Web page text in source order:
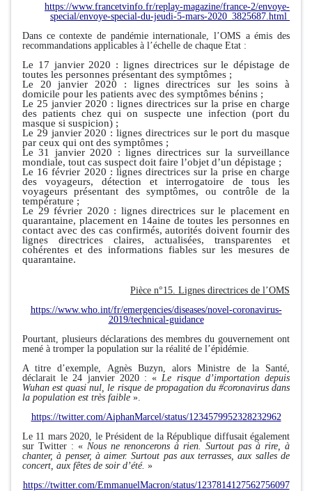
https://www.francetvinfo.fr/replay-magazine/france-2/envoye-
special/envoye-special-du-jeudi-5-mars-2020_3825687.html
Dans ce contexte de pandémie internationale, l’OMS a émis des
recommandations applicables à l’échelle de chaque Etat :
Le 17 janvier 2020 : lignes directrices sur le dépistage de
toutes les personnes présentant des symptômes ;
Le 20 janvier 2020 : lignes directrices sur les soins à
domicile pour les patients avec des symptômes bénins ;
Le 25 janvier 2020 : lignes directrices sur la prise en charge
des patients chez qui on suspecte une infection (port du
masque si suspicion) ;
Le 29 janvier 2020 : lignes directrices sur le port du masque
par ceux qui ont des symptômes ;
Le 31 janvier 2020 : lignes directrices sur la surveillance
mondiale, tout cas suspect doit faire l’objet d’un dépistage ;
Le 16 février 2020 : lignes directrices sur la prise en charge
des voyageurs, détection et interrogatoire de tous les
voyageurs présentant des symptômes, ou contrôle de la
température ;
Le 29 février 2020 : lignes directrices sur le placement en
quarantaine, placement en 14aine de toutes les personnes en
contact avec des cas confirmés, autorités doivent fournir des
lignes directrices claires, actualisées, transparentes et
cohérentes et des informations fiables sur les mesures de
quarantaine.
Pièce n°15. Lignes directrices de l’OMS
https://www.who.int/fr/emergencies/diseases/novel-coronavirus-
2019/technical-guidance
Pourtant, plusieurs déclarations des membres du gouvernement ont
mené à tromper la population sur la réalité de l’épidémie.
A titre d’exemple, Agnès Buzyn, alors Ministre de la Santé,
déclarait le 24 janvier 2020 : « Le risque d’importation depuis
Wuhan est quasi nul, le risque de propagation du#coronavirusdans
la population est très faible »
https://twitter.com/AiphanMarcel/status/1234579952328232962
Le 11 mars 2020, le Président de la République diffusait également
sur Twitter : « Nous ne renoncerons à rien. Surtout pas à rire, à
chanter, à penser, à aimer. Surtout pas aux terrasses, aux salles de
concert, aux fêtes de soir d’été. »
https://twitter.com/EmmanuelMacron/status/1237814127562756097